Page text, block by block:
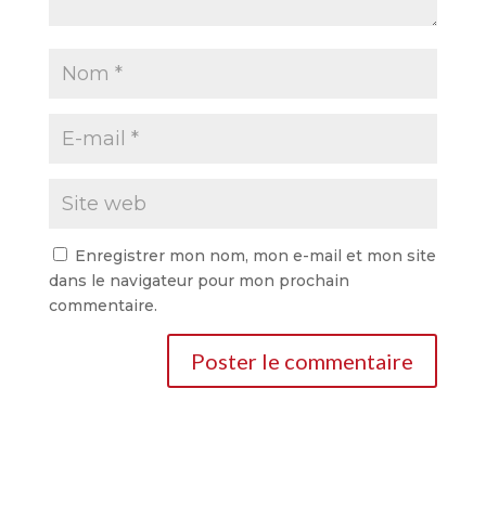
Enregistrer mon nom, mon e-mail et mon site
dans le navigateur pour mon prochain
commentaire.